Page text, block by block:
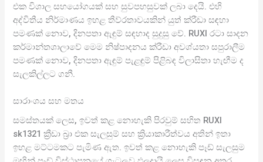
එක විශාල සහයෝගයක් සහ සුවපහසුවක් ලබා දෙයි. එහි
අද්විතීය නිර්මාණය ඉහළ තීව්රතාවයකින් යුත් ක්රීඩා සඳහා
පමණක් නොව, දිනපතා ඇඳුම් සඳහාද සුදුසු වේ. RUXI රටා සාදන
කර්මාන්තශාලාවේ මෙම නිෂ්පාදනය ක්රීඩා අවශ්යතා සපුරාලීම
පමණක් නොව, දිනපතා ඇඳුම් පැළඳුම් පිළිබඳ විලාසිතා හැඟීම ද
සැලකිල්ලට ගනී.
සාරාංශය සහ මතය
සමස්තයක් ලෙස, ඉවත් කළ නොහැකි පිරවුම් සහිත RUXI
sk1321 ක්‍රීඩා බ්‍රා එක සැලසුම් සහ ක්‍රියාකාරීත්වය අතින් ඉතා
ඉහළ මට්ටමකට පැමිණ ඇත. ඉවත් කළ නොහැකි පෑඩ් සැලසුම